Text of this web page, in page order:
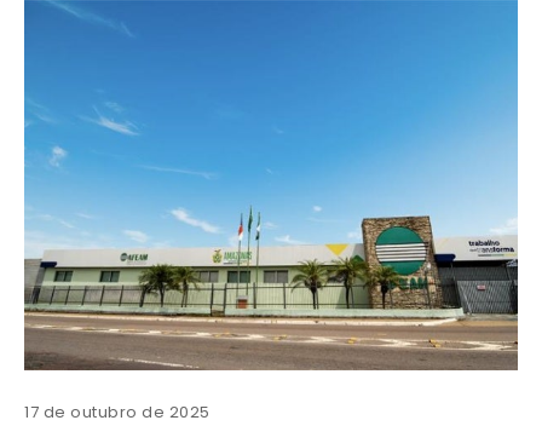
17 de outubro de 2025